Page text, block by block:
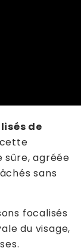
de
sûre, agréée
sans
focalisés
du visage,